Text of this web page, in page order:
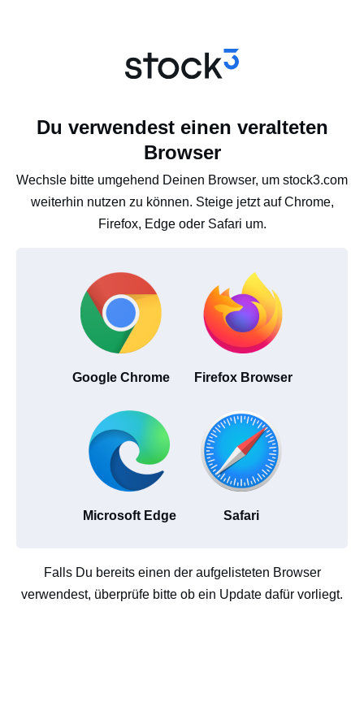
Du verwendest einen veralteten
Browser
Wechsle bitte umgehend Deinen Browser, um stock3.com
weiterhin nutzen zu können. Steige jetzt auf Chrome,
Firefox, Edge oder Safari um.
Google Chrome Firefox Browser
Microsoft Edge Safari
Falls Du bereits einen der aufgelisteten Browser
verwendest, überprüfe bitte ob ein Update dafür vorliegt.